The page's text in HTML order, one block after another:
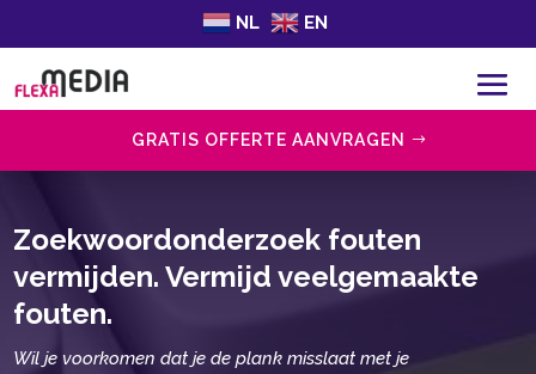
NL EN
GRATIS OFFERTE AANVRAGEN
Zoekwoordonderzoek fouten
vermijden.​ Vermijd veelgemaakte
fouten.​
Wil je voorkomen dat je de plank misslaat met je